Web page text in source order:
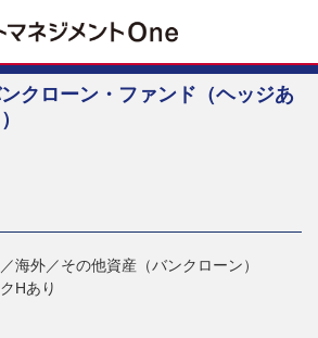
クローン・ファンド（ヘッジあ
海外／その他資産（バンクローン）
Hあり